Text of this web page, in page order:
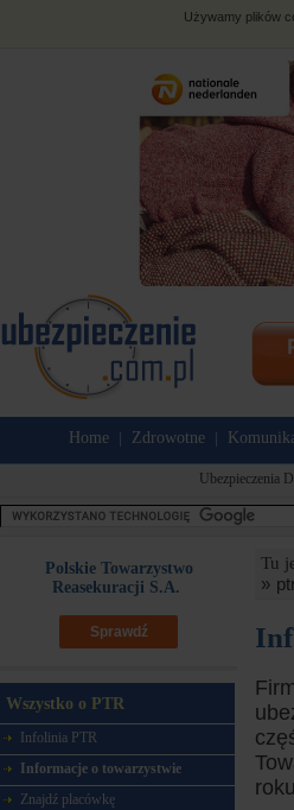
Używamy plików
Home Zdrowotne
Ubezpieczenia
Polskie Towarzystwo
Reasekuracji S.A.
Sprawdź
Wszystko o PTR
Infolinia PTR
Informacje o towarzystwie
Znajdź placówkę
Tu
»